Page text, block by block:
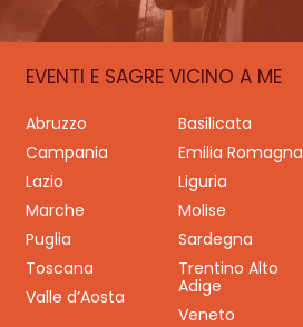
EVENTI E SAGRE VICINO A ME
Abruzzo Basilicata
Campania
Emilia Romagna
Lazio
Liguria
Marche
Molise
Puglia
Sardegna
Toscana
Trentino Alto
Adige
Valle d’Aosta
Veneto